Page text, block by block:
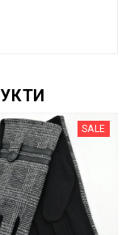
SALE